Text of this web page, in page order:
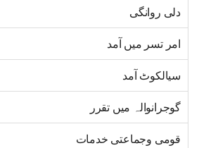
دلی روانگی
امر تسر میں آمد
سیالکوٹ آمد
گوجرانوالہ میں تقرر
قومی وجماعتی خدمات